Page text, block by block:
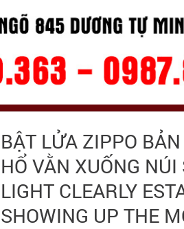
BẬT LỬA ZIPPO
HỔ VẰN XUỐNG
LIGHT CLEARLY
SHOWING UP THE